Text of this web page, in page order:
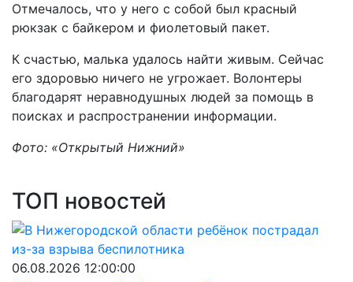
Отмечалось, что у него с собой был красный
рюкзак с байкером и фиолетовый пакет.
К счастью, малька удалось найти живым. Сейчас
его здоровью ничего не угрожает. Волонтеры
благодарят неравнодушных людей за помощь в
поисках и распространении информации.
Фото: «Открытый Нижний»
ТОП новостей
06.08.2026 12:00:00